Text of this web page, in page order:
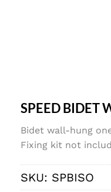
SPEED BIDET
Bidet wall-hung
Fixing kit not
SKU: SPBISO